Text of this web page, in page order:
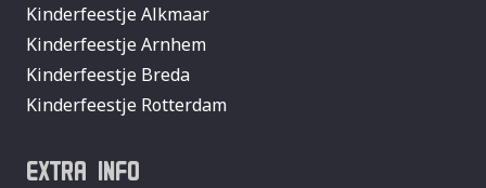
Kinderfeestje Alkmaar
Kinderfeestje Arnhem
Kinderfeestje Breda
Kinderfeestje Rotterdam
EXTRA INFO